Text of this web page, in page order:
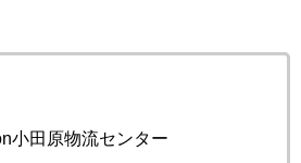
小田原物流センター